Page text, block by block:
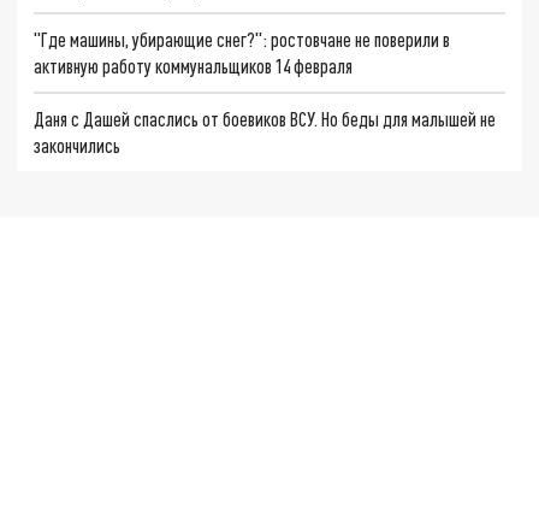
"Где машины, убирающие снег?": ростовчане не поверили в
активную работу коммунальщиков 14 февраля
Даня с Дашей спаслись от боевиков ВСУ. Но беды для малышей не
закончились